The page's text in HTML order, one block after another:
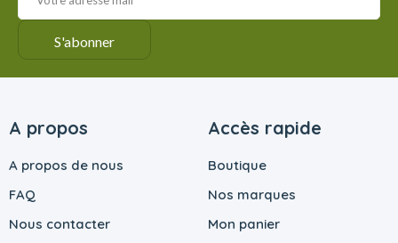
A propos
A propos de nous
FAQ
Nous contacter
Accès rapide
Boutique
Nos marques
Mon panier